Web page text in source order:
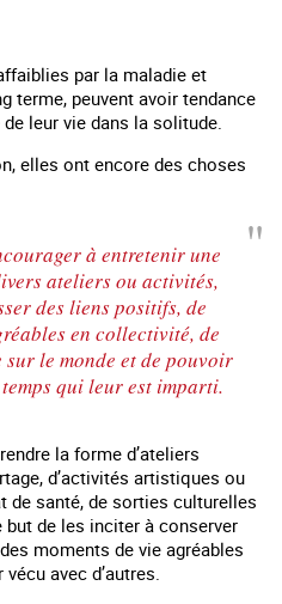
par la maladie et
terme, peuvent avoir tendance
leur vie dans la solitude.
elles ont encore des choses
à entretenir une
ateliers ou activités,
des liens positifs, de
en collectivité, de
le monde et de pouvoir
qui leur est imparti.
la forme d’ateliers
d’activités artistiques ou
de santé, de sorties culturelles
de les inciter à conserver
moments de vie agréables
avec d’autres.